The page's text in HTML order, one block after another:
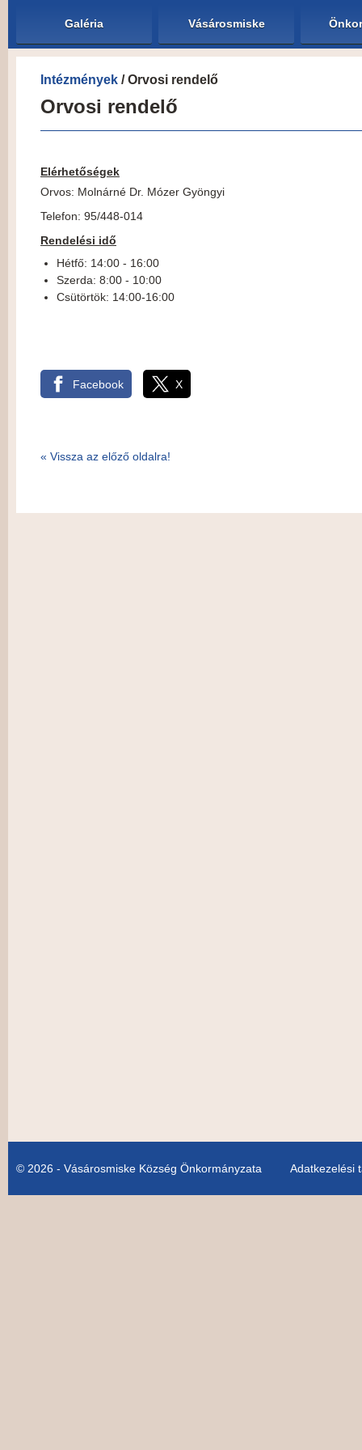
Galéria Vásárosmiske
Intézmények / Orvosi rendelő
Orvosi rendelő
Elérhetőségek
Orvos: Molnárné Dr. Mózer Gyöngyi
Telefon: 95/448-014
Rendelési idő
Hétfő: 14:00 - 16:00
Szerda: 8:00 - 10:00
Csütörtök: 14:00-16:00
Facebook X
« Vissza az előző oldalra!
© 2026 - Vásárosmiske Község Önkormányzata Adatkezelési